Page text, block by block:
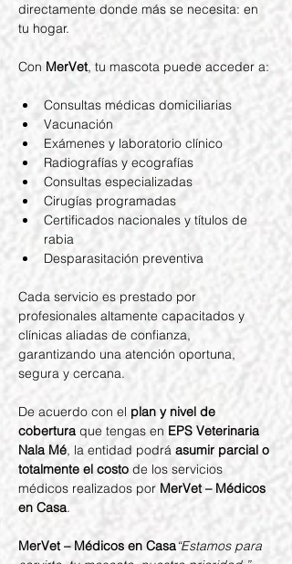
directamente donde más se necesita: en
tu hogar.
Con MerVet, tu mascota puede acceder a:
Consultas médicas domiciliarias
Vacunación
Exámenes y laboratorio clínico
Radiografías y ecografías
Consultas especializadas
Cirugías programadas
Certificados nacionales y títulos de
rabia
Desparasitación preventiva
Cada servicio es prestado por
profesionales altamente capacitados y
clínicas aliadas de confianza,
garantizando una atención oportuna,
segura y cercana.
De acuerdo con el plan y nivel de
cobertura que tengas en EPS Veterinaria
Nala Mé, la entidad podrá asumir parcial o
totalmente el costo de los servicios
médicos realizados por MerVet – Médicos
en Casa.
MerVet – Médicos en Casa“Estamos para